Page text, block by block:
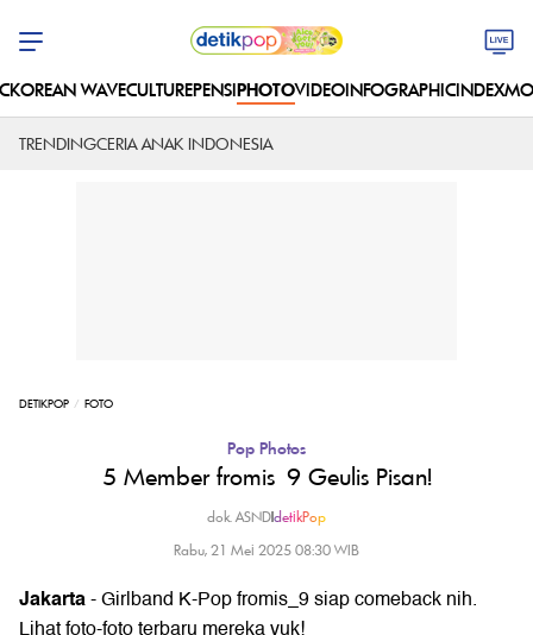
KOREAN WAVECULTUREPENSIPHOTOVIDEOINFOGRAPHICINDEX
TRENDINGCERIA ANAK INDONESIA
DETIKPOP FOTO
Pop Photos
5 Member fromis_9 Geulis Pisan!
dok. ASND|detikPop
Rabu, 21 Mei 2025 08:30 WIB
Jakarta- Girlband K-Pop fromis_9 siap comeback nih.